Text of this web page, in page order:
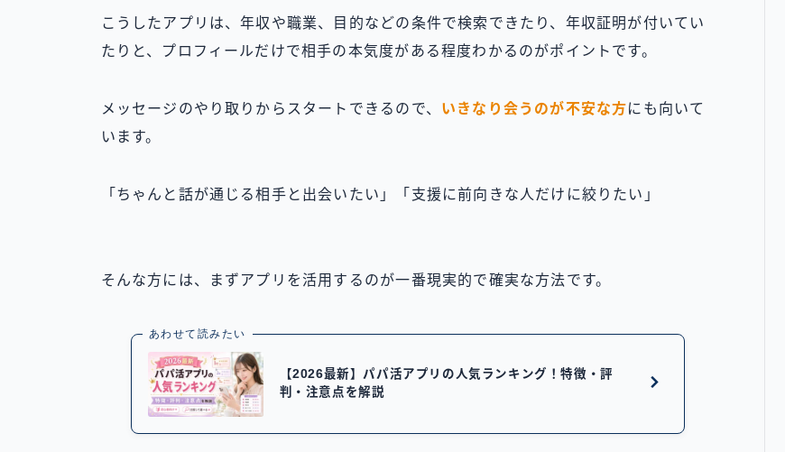
こうしたアプリは、年収や職業、目的などの条件で検索できたり、年収証明が付いてい
たりと、プロフィールだけで相手の本気度がある程度わかるのがポイントです。
メッセージのやり取りからスタートできるので、 いきなり会うのが不安な方にも向いて
います。
「ちゃんと話が通じる相手と出会いたい」「支援に前向きな人だけに絞りたい」
そんな方には、まずアプリを活用するのが一番現実的で確実な方法です。
あわせて読みたい
【2026最新】パパ活アプリの人気ランキング！特徴・評
判・注意点を解説